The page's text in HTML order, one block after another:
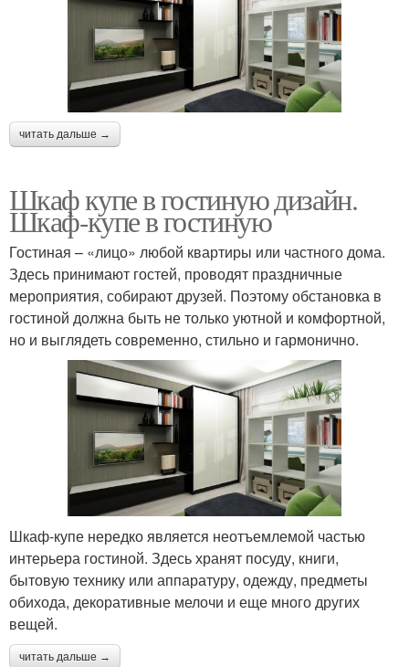
читать дальше →
Шкаф купе в гостиную дизайн.
Шкаф-купе в гостиную
Гостиная – «лицо» любой квартиры или частного дома.
Здесь принимают гостей, проводят праздничные
мероприятия, собирают друзей. Поэтому обстановка в
гостиной должна быть не только уютной и комфортной,
но и выглядеть современно, стильно и гармонично.
Шкаф-купе нередко является неотъемлемой частью
интерьера гостиной. Здесь хранят посуду, книги,
бытовую технику или аппаратуру, одежду, предметы
обихода, декоративные мелочи и еще много других
вещей.
читать дальше →